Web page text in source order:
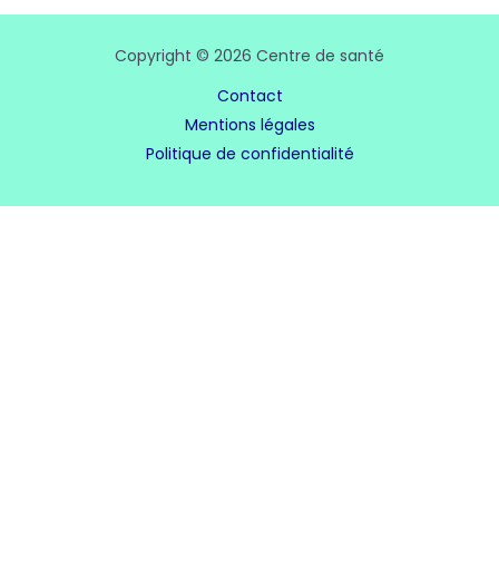
Copyright © 2026 Centre de santé
Contact
Mentions légales
Politique de confidentialité